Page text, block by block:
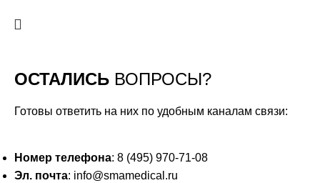
ОСТАЛИСЬ ВОПРОСЫ?
Готовы ответить на них по удобным каналам связи:
Номер телефона: 8 (495) 970-71-08
Эл. почта: info@smamedical.ru